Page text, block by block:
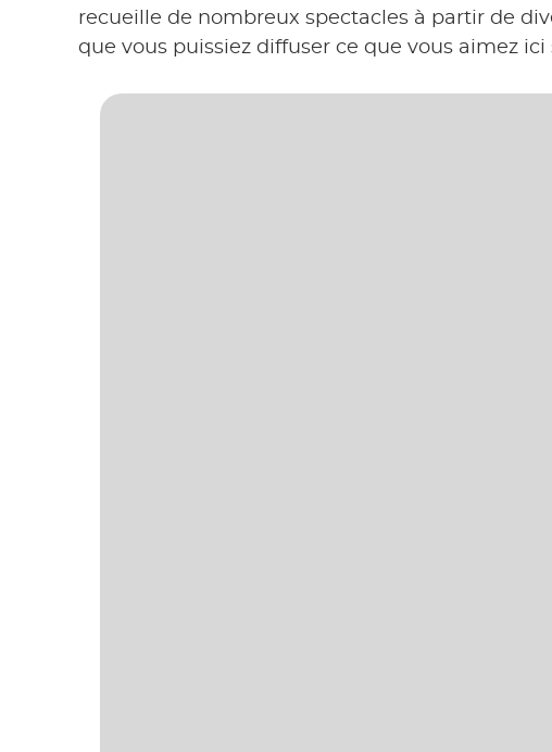
recueille de nombreux spectacles à partir de
que vous puissiez diffuser ce que vous aimez